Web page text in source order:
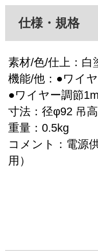
仕様・規格
素材/色/仕上：白
機能/他：●ワイ
●ワイヤー調節1m
寸法：径φ92 吊
重量：0.5kg
コメント：電源
用）